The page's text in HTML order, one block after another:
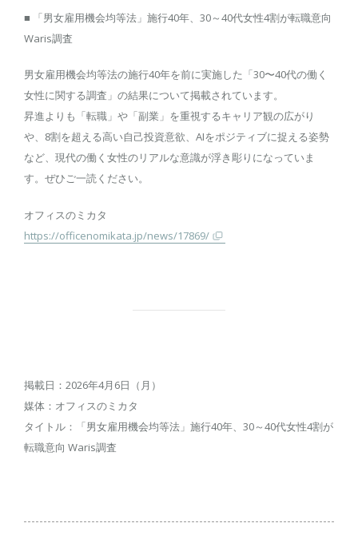
■ 「男女雇用機会均等法」施行40年、30～40代女性4割が転職意向
Waris調査
男女雇用機会均等法の施行40年を前に実施した「30〜40代の働く
女性に関する調査」の結果について掲載されています。
昇進よりも「転職」や「副業」を重視するキャリア観の広がり
や、8割を超える高い自己投資意欲、AIをポジティブに捉える姿勢
など、現代の働く女性のリアルな意識が浮き彫りになっていま
す。ぜひご一読ください。
オフィスのミカタ
https://officenomikata.jp/news/17869/
掲載日：2026年4月6日（月）
媒体：オフィスのミカタ
タイトル：「男女雇用機会均等法」施行40年、30～40代女性4割が
転職意向 Waris調査